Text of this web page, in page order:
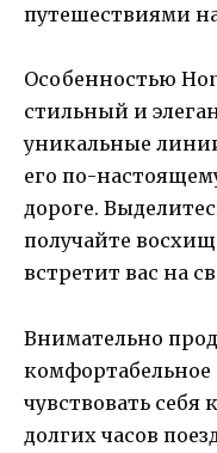
путешествиями
Особенностью
стильный и
уникальные
его по-
дороге.
получайте
встретит вас на
Внимательно
комфортабельное
чувствовать
долгих часов